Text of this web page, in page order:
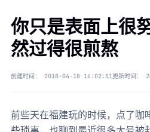
你只是表面上很
然过得很煎熬
创建时间： 2018-04-18 14:02:51更新时间：
前些天在福建玩的时候，点了咖